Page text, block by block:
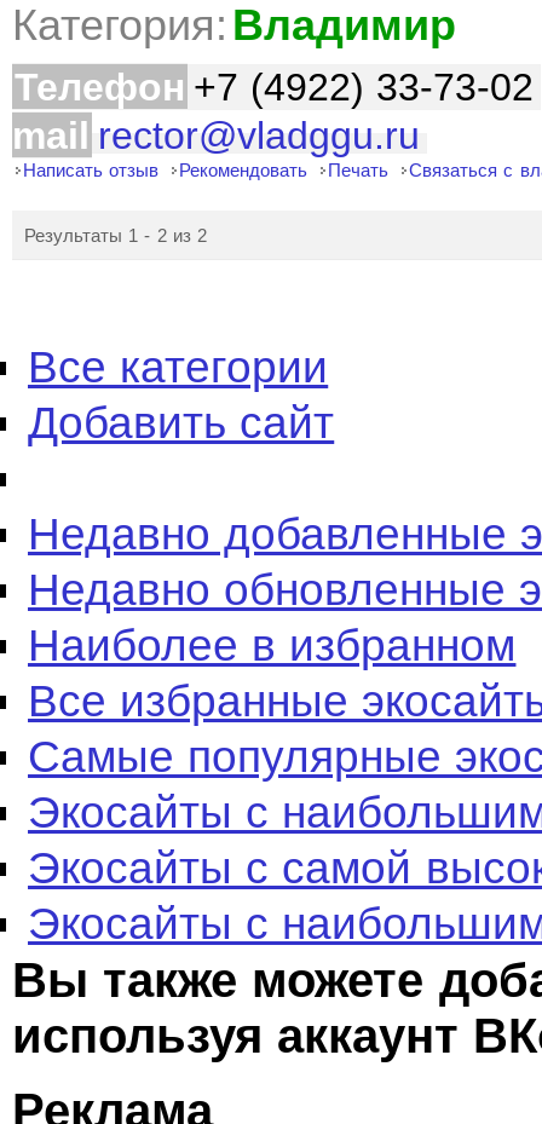
Категория: Владимир
Телефон +7 (4922) 33-73-02
mail rector@vladggu.ru
Написать отзыв Рекомендовать Печать Связаться с
Результаты 1 - 2 из 2
Все категории
Добавить сайт
Недавно добавленные
Недавно обновленные
Наиболее в избранном
Все избранные
Самые популярные
Экосайты с
Экосайты с самой
Экосайты с
Вы также можете
используя аккаунт
Реклама